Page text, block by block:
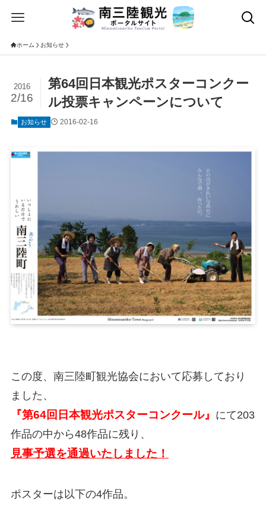
ホーム お知らせ
第64回日本観光ポスターコンクー
ル投票キャンペーンについて
2016
2/16
お知らせ 2016-02-16
この度、南三陸町観光協会において応募しており
ました、
『第64回日本観光ポスターコンクール』 にて203
作品の中から48作品に残り、
見事予選を通過いたしました！
ポスターは以下の4作品。